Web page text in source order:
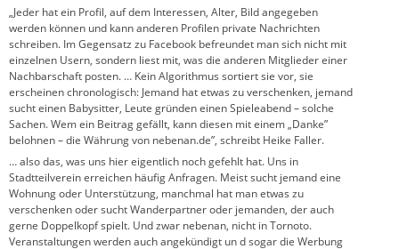
„Jeder hat ein Profil, auf dem Interessen, Alter, Bild angegeben
werden können und kann anderen Profilen private Nachrichten
schreiben. Im Gegensatz zu Facebook befreundet man sich nicht mit
einzelnen Usern, sondern liest mit, was die anderen Mitglieder einer
Nachbarschaft posten. … Kein Algorithmus sortiert sie vor, sie
erscheinen chronologisch: Jemand hat etwas zu verschenken, jemand
sucht einen Babysitter, Leute gründen einen Spieleabend – solche
Sachen. Wem ein Beitrag gefällt, kann diesen mit einem „Danke”
belohnen – die Währung von nebenan.de”, schreibt Heike Faller.
… also das, was uns hier eigentlich noch gefehlt hat. Uns in
Stadtteilverein erreichen häufig Anfragen. Meist sucht jemand eine
Wohnung oder Unterstützung, manchmal hat man etwas zu
verschenken oder sucht Wanderpartner oder jemanden, der auch
gerne Doppelkopf spielt. Und zwar nebenan, nicht in Tornoto.
Veranstaltungen werden auch angekündigt un d sogar die Werbung